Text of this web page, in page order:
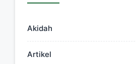
Akidah
Artikel